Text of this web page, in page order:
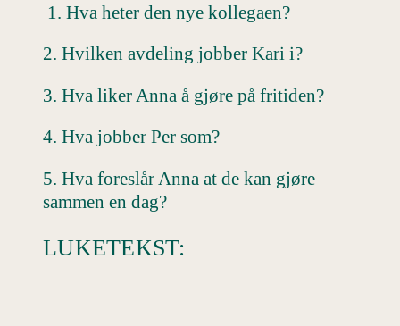
1. Hva heter den nye kollegaen?
2. Hvilken avdeling jobber Kari i?
3. Hva liker Anna å gjøre på fritiden?
4. Hva jobber Per som?
5. Hva foreslår Anna at de kan gjøre
sammen en dag?
LUKETEKST: